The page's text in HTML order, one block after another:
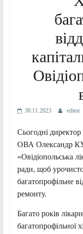
30.11.2023 editor
Сьогодні
ОВА Олександр
«Овідіопольська
ради, щоб
багатопрофільне
ремонту.
Багато років
багатопрофільної